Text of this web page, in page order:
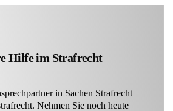
Hilfe im Strafrecht
in Sachen Strafrecht
Nehmen Sie noch heute